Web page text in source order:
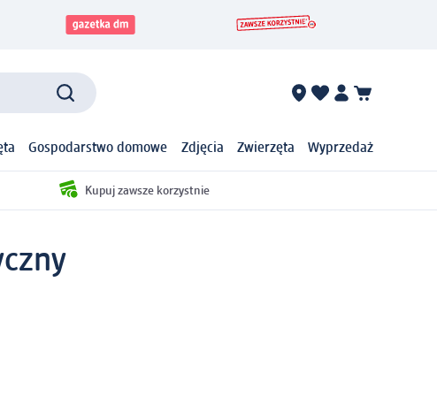
Gospodarstwo domowe Zdjęcia Zwierzęta Wyprzedaż
Kupuj zawsze korzystnie